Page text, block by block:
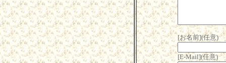
[お名前](任意)
[E-Mail](任意)